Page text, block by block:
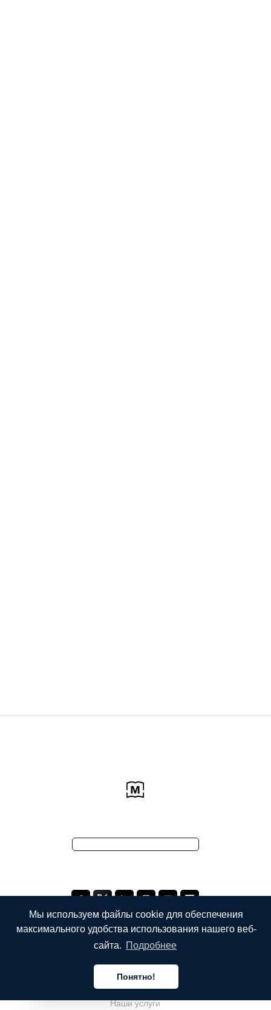
Мы используем файлы cookie для обеспечения
максимального удобства использования нашего веб-
сайта. Подробнее
Понятно!
О компании
Наши услуги
Русский